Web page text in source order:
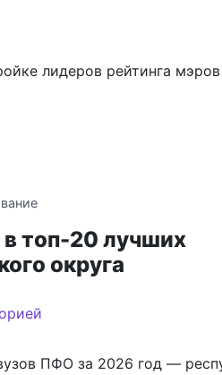
лидеров рейтинга
топ-20 лучших
округа
ПФО за 2026 год —